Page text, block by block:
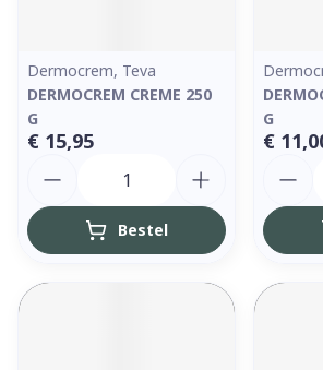
Dermocrem, Teva
DERMOCREM CREME 250
G
€ 15,95
Bestel
G
€